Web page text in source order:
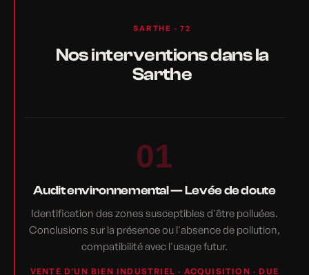
SARTHE · 72
Nos interventions dans la
Sarthe
01
Audit environnemental — Levée de doute
Identification des zones susceptibles d'être polluées.
Conclusions sur la présence ou l'absence de pollution,
compatibilité avec l'usage futur.
VENTE D'UN BIEN INDUSTRIEL · ACQUISITION · DUE